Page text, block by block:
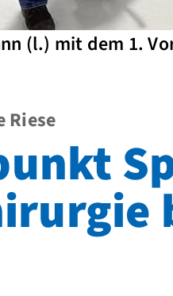
(l.) mit dem 1.
Riese